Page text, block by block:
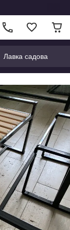
Лавка садова